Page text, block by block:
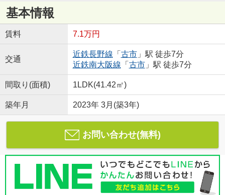
基本情報
賃料 7.1万円
交通
近鉄長野線 「 古市」駅 徒歩7分
近鉄南大阪線 「 古市」駅 徒歩7分
間取り(面積) 1LDK(41.42㎡)
築年月 2023年 3月(築3年)
お問い合わせ(無料)